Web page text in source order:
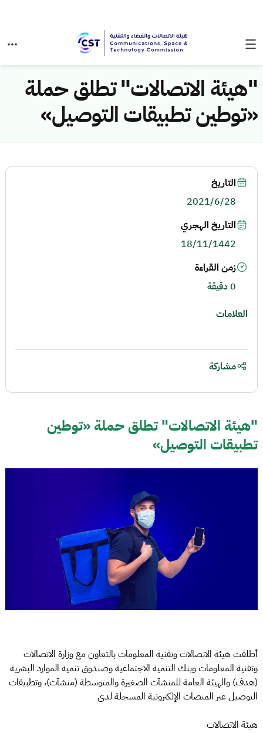
"هيئة الاتصالات" تطلق حملة
«توطين تطبيقات التوصيل»
"هيئة الاتصالات" تطلق حملة «توطين
تطبيقات التوصيل»
أطلقت هيئة الاتصالات وتقنية المعلومات بالتعاون مع وزارة الاتصالات
وتقنية المعلومات وبنك التنمية الاجتماعية وصندوق تنمية الموارد البشرية
(هدف) والهيئة العامة للمنشآت الصغيرة والمتوسطة (منشآت)، وتطبيقات
التوصيل عبر المنصات الإلكترونية المسجلة لدى
هيئة الاتصالات
التاريخ
2021/6/28
التاريخ الهجري
18/11/1442
زمن القراءة
0 دقيقة
العلامات
مشاركة